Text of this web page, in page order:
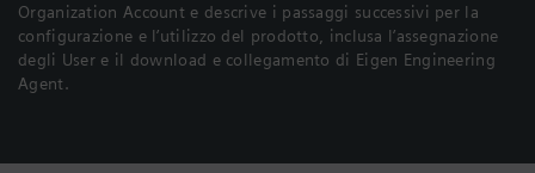
Organization Account e descrive i passaggi successivi per la
configurazione e l’utilizzo del prodotto, inclusa l’assegnazione
degli User e il download e collegamento di Eigen Engineering
Agent.